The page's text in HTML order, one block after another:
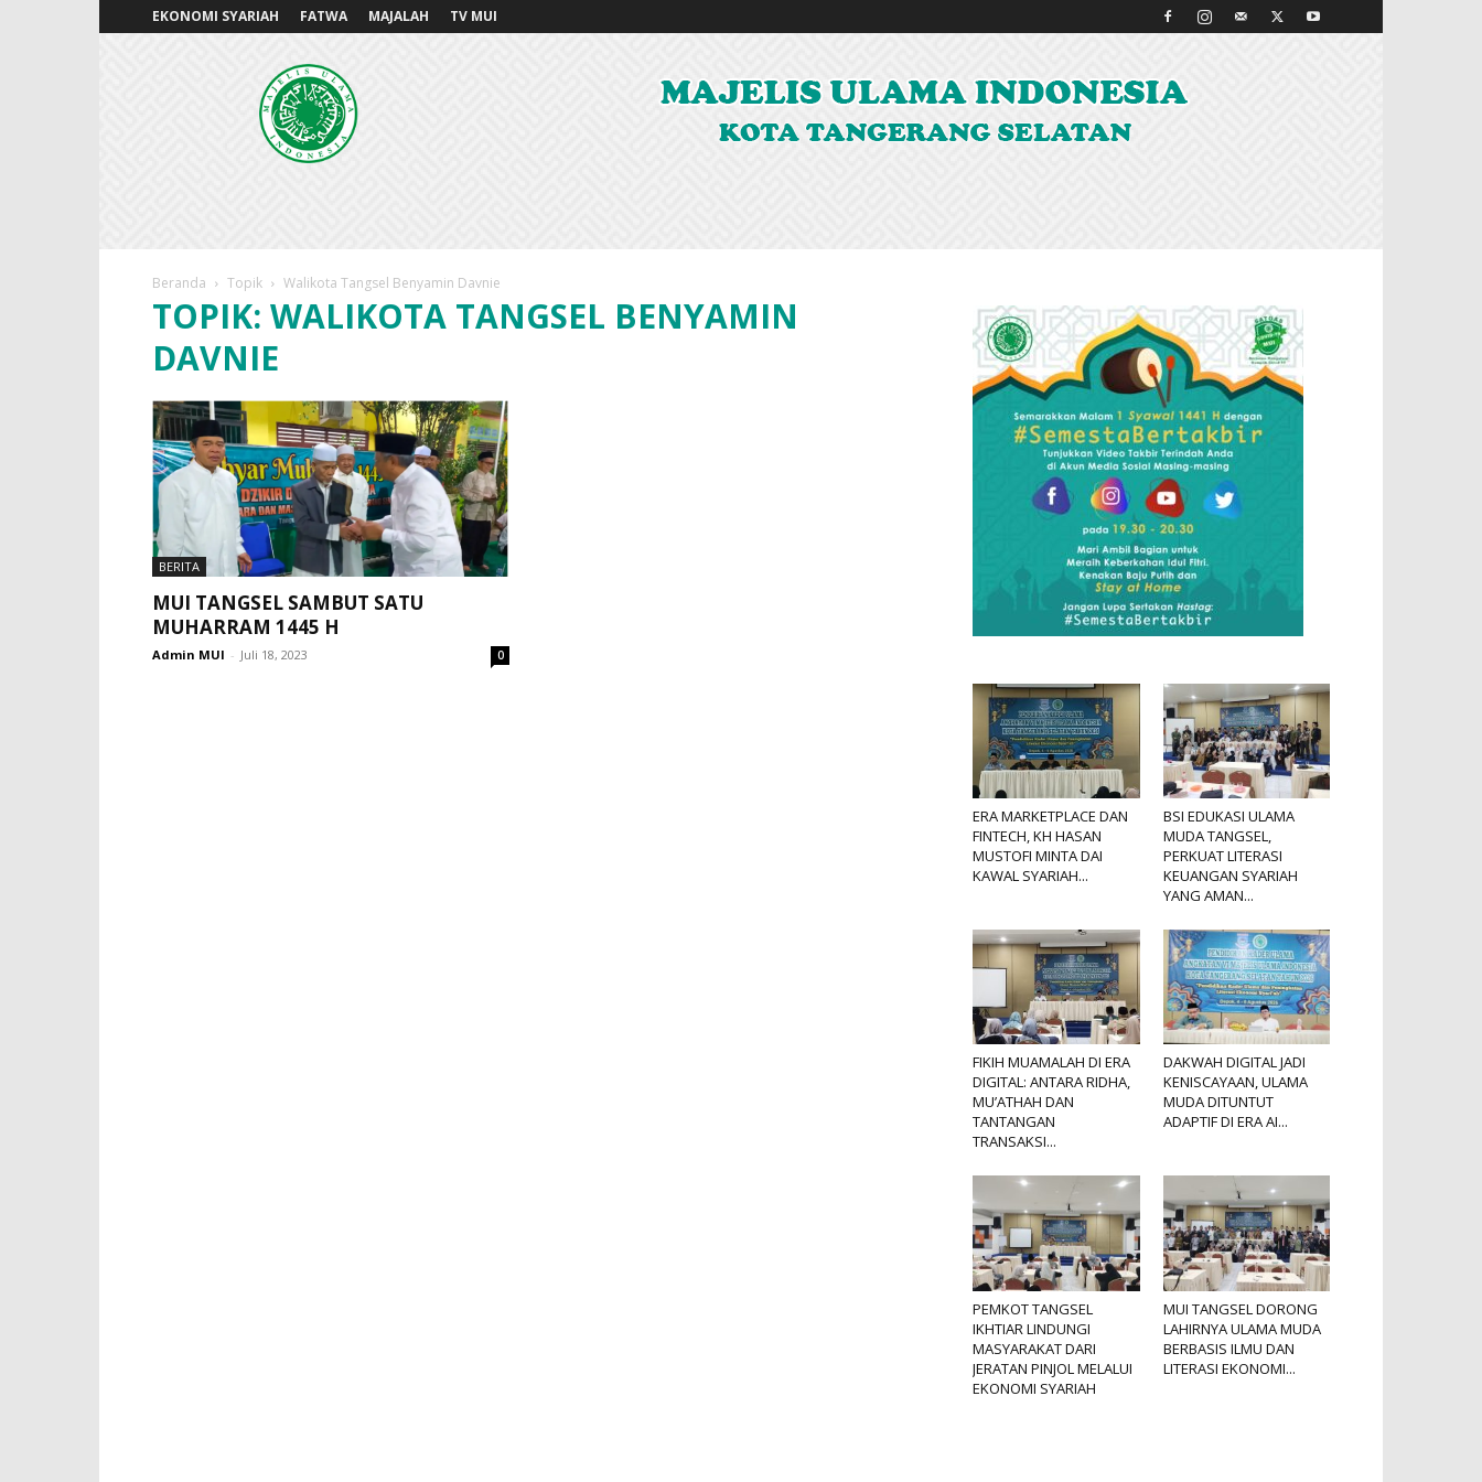
EKONOMI SYARIAH FATWA MAJALAH TV MUI
MUITANGSEL.OR.ID
Beranda Topik Walikota Tangsel Benyamin Davnie
TOPIK: WALIKOTA TANGSEL BENYAMIN
DAVNIE
BERITA
MUI TANGSEL SAMBUT SATU
MUHARRAM 1445 H
Admin MUI - Juli 18, 2023 0
ERA MARKETPLACE DAN
FINTECH, KH HASAN
MUSTOFI MINTA DAI
KAWAL SYARIAH...
BSI EDUKASI ULAMA
MUDA TANGSEL,
PERKUAT LITERASI
KEUANGAN SYARIAH
YANG AMAN...
FIKIH MUAMALAH DI ERA
DIGITAL: ANTARA RIDHA,
MU’ATHAH DAN
TANTANGAN
TRANSAKSI...
DAKWAH DIGITAL JADI
KENISCAYAAN, ULAMA
MUDA DITUNTUT
ADAPTIF DI ERA AI...
PEMKOT TANGSEL
IKHTIAR LINDUNGI
MASYARAKAT DARI
JERATAN PINJOL MELALUI
EKONOMI SYARIAH
MUI TANGSEL DORONG
LAHIRNYA ULAMA MUDA
BERBASIS ILMU DAN
LITERASI EKONOMI...